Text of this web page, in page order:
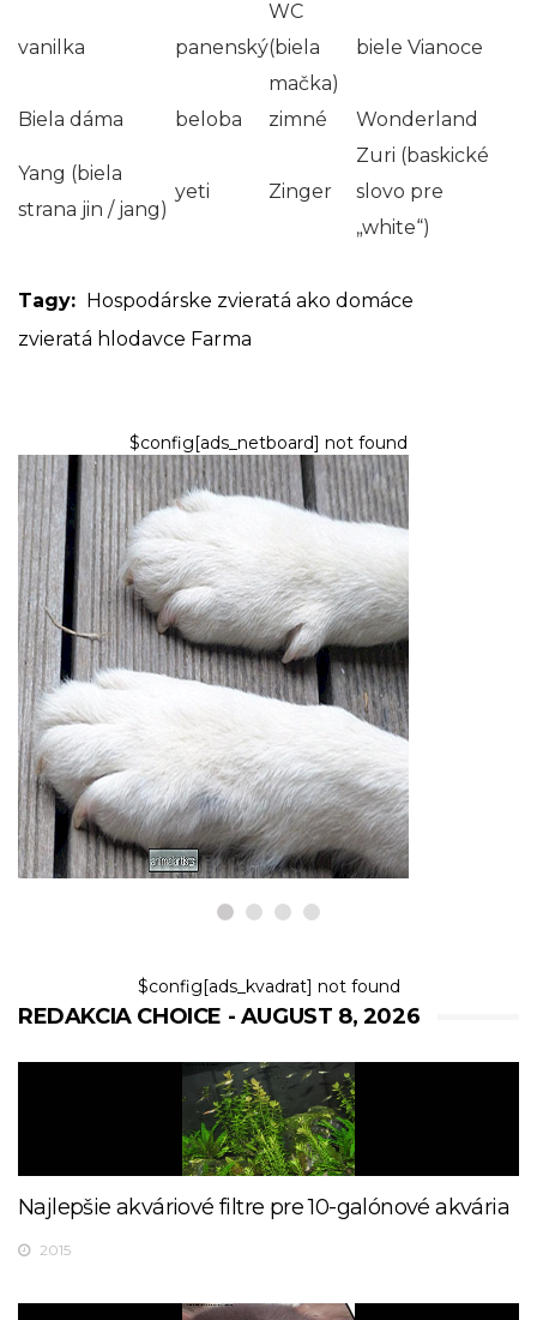
vanilka panenský
WC
(biela
mačka)
biele Vianoce
Biela dáma beloba zimné Wonderland
Yang (biela
strana jin / jang)
yeti Zinger
Zuri (baskické
slovo pre
„white“)
Tagy:
Hospodárske zvieratá ako domáce
zvieratá hlodavce Farma
$config[ads_netboard] not found
PSOV
Odstránenie pazúrikov u psov:
Je to naozaj potrebné?
8,2026
$config[ads_kvadrat] not found
REDAKCIA CHOICE - AUGUST 8, 2026
Najlepšie akváriové filtre pre 10-galónové akvária
2015